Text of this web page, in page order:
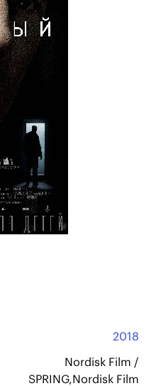
2018
Nordisk Film /
SPRING,Nordisk Film